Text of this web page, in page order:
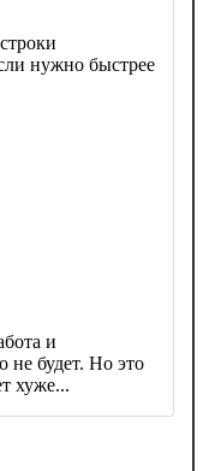
нужно быстрее
и
не будет. Но это
хуже...